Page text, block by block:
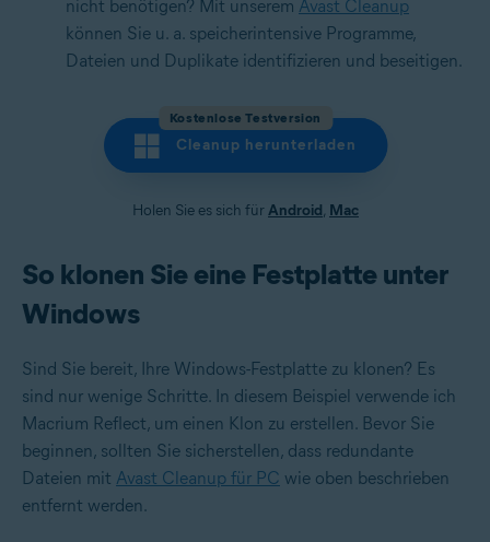
nicht benötigen? Mit unserem Avast Cleanup
können Sie u. a. speicherintensive Programme,
Dateien und Duplikate identifizieren und beseitigen.
Kostenlose Testversion
Cleanup herunterladen
Holen Sie es sich fürAndroid, Mac
So klonen Sie eine Festplatte unter
Windows
Sind Sie bereit, Ihre Windows-Festplatte zu klonen? Es
sind nur wenige Schritte. In diesem Beispiel verwende ich
Macrium Reflect, um einen Klon zu erstellen. Bevor Sie
beginnen, sollten Sie sicherstellen, dass redundante
Dateien mit Avast Cleanup für PC wie oben beschrieben
entfernt werden.